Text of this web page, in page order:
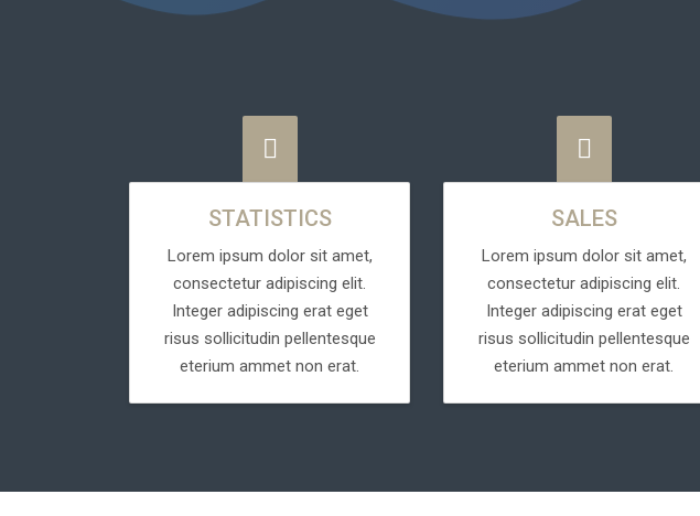
STATISTICS
Lorem ipsum dolor sit amet,
consectetur adipiscing elit.
Integer adipiscing erat eget
risus sollicitudin pellentesque
eterium ammet non erat.
SALES
Lorem ipsum dolor sit amet,
consectetur adipiscing elit.
Integer adipiscing erat eget
risus sollicitudin pellentesque
eterium ammet non erat.